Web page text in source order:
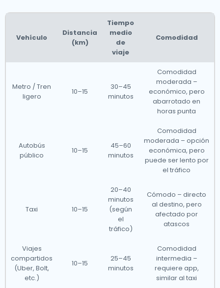
Vehículo
Distancia
(km)
Tiempo
medio
de
viaje
Comodidad
Metro / Tren
ligero
10–15
30–45
minutos
Comodidad
moderada –
económico, pero
abarrotado en
horas punta
Autobús
público
10–15
45–60
minutos
Comodidad
moderada – opción
económica, pero
puede ser lento por
el tráfico
Taxi 10–15
20–40
minutos
(según
el
tráfico)
Cómodo – directo
al destino, pero
afectado por
atascos
Viajes
compartidos
(Uber, Bolt,
etc.)
10–15
25–45
minutos
Comodidad
intermedia –
requiere app,
similar al taxi